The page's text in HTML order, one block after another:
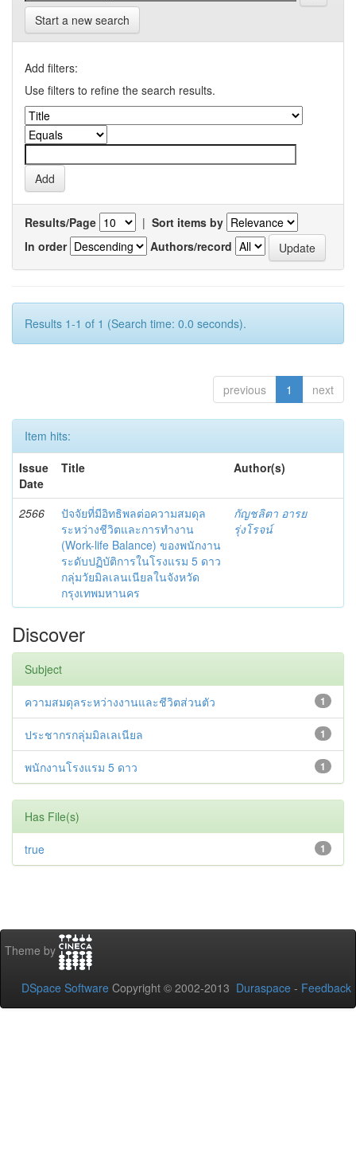
Start a new search
Add filters:
Use filters to refine the search results.
Results/Page | Sort items by
In order
Authors/record
Results 1-1 of 1 (Search time: 0.0 seconds).
previous 1 next
Item hits:
Issue
Date
Title Author(s)
2566
ปัจจัยที่มีอิทธิพลต่อความสมดุล
ระหว่างชีวิตและการทำงาน
(Work-life Balance) ของพนักงาน
ระดับปฏิบัติการในโรงแรม 5 ดาว
กลุ่มวัยมิลเลนเนียลในจังหวัด
กรุงเทพมหานคร
กัญชลิตา อารย
รุ่งโรจน์
Discover
Subject
1
ความสมดุลระหว่างงานและชีวิตส่วนตัว
1
ประชากรกลุ่มมิลเลเนียล
1
พนักงานโรงแรม 5 ดาว
Has File(s)
1
true
Theme by
DSpace Software Copyright © 2002-2013 Duraspace - Feedback